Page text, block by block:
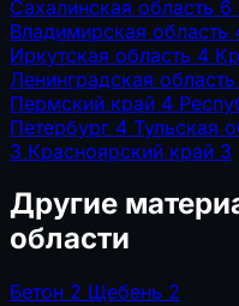
Сахалинская область 6
Владимирская область
Иркутская область 4
Ленинградская область
Пермский край 4
Петербург 4 Тульская
3 Красноярский край 3
Другие
области
Бетон 2 Щебень 2